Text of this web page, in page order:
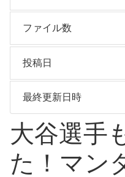
ファイル数
投稿日
最終更新日時
大谷選手
た！マン